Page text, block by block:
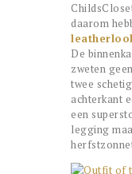
daarom
De
zweten
twee
achterkant
een
legging